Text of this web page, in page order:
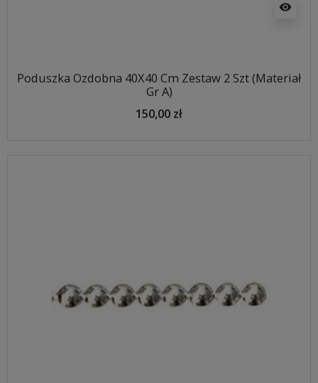
visibility
Poduszka Ozdobna 40X40 Cm Zestaw 2 Szt (Materiał
Gr A)
150,00 zł